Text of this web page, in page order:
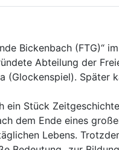
Bickenbach (FTG)“
Abteilung der
(Glockenspiel). Später
ein Stück
dem Ende eines
Lebens.